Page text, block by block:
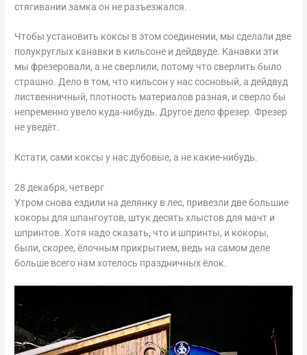
стягивании замка он не разъезжался.
Чтобы установить коксы в этом соединении, мы сделали две
полукруглых канавки в кильсоне и дейдвуде. Канавки эти
мы фрезеровали, а не сверлили, потому что сверлить было
страшно. Дело в том, что кильсон у нас сосновый, а дейдвуд
лиственничный, плотность материалов разная, и сверло бы
непременно увело куда-нибудь. Другое дело фрезер. Фрезер
не уведёт.
Кстати, сами коксы у нас дубовые, а не какие-нибудь.
28 декабря, четверг
Утром снова ездили на делянку в лес, привезли две большие
кокоры для шпангоутов, штук десять хлыстов для мачт и
шпринтов. Хотя надо сказать, что и шпринты, и кокоры,
были, скорее, ёлочным прикрытием, ведь на самом деле
больше всего нам хотелось праздничных ёлок.